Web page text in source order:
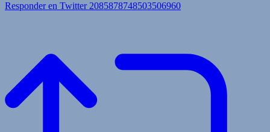
Responder en Twitter 2085878748503506960